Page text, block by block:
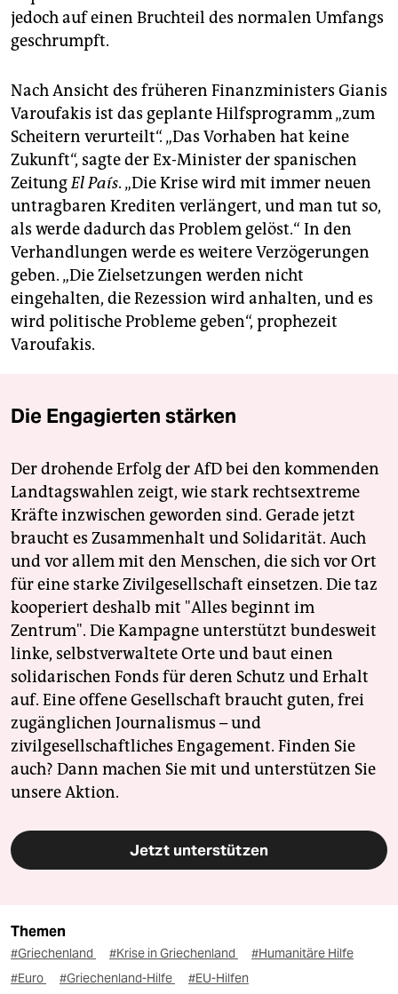
jedoch auf einen Bruchteil des normalen Umfangs
geschrumpft.
Nach Ansicht des früheren Finanzministers Gianis
Varoufakis ist das geplante Hilfsprogramm „zum
Scheitern verurteilt“. „Das Vorhaben hat keine
Zukunft“, sagte der Ex-Minister der spanischen
ZeitungEl País. „Die Krise wird mit immer neuen
untragbaren Krediten verlängert, und man tut so,
als werde dadurch das Problem gelöst.“ In den
Verhandlungen werde es weitere Verzögerungen
geben. „Die Zielsetzungen werden nicht
eingehalten, die Rezession wird anhalten, und es
wird politische Probleme geben“, prophezeit
Varoufakis.
Die Engagierten stärken
Der drohende Erfolg der AfD bei den kommenden
Landtagswahlen zeigt, wie stark rechtsextreme
Kräfte inzwischen geworden sind. Gerade jetzt
braucht es Zusammenhalt und Solidarität. Auch
und vor allem mit den Menschen, die sich vor Ort
für eine starke Zivilgesellschaft einsetzen. Die taz
kooperiert deshalb mit "Alles beginnt im
Zentrum". Die Kampagne unterstützt bundesweit
linke, selbstverwaltete Orte und baut einen
solidarischen Fonds für deren Schutz und Erhalt
auf. Eine offene Gesellschaft braucht guten, frei
zugänglichen Journalismus – und
zivilgesellschaftliches Engagement. Finden Sie
auch? Dann machen Sie mit und unterstützen Sie
unsere Aktion.
Jetzt unterstützen
Themen
#Griechenland #Krise in Griechenland
#Humanitäre Hilfe
#Euro
#Griechenland-Hilfe #EU-Hilfen